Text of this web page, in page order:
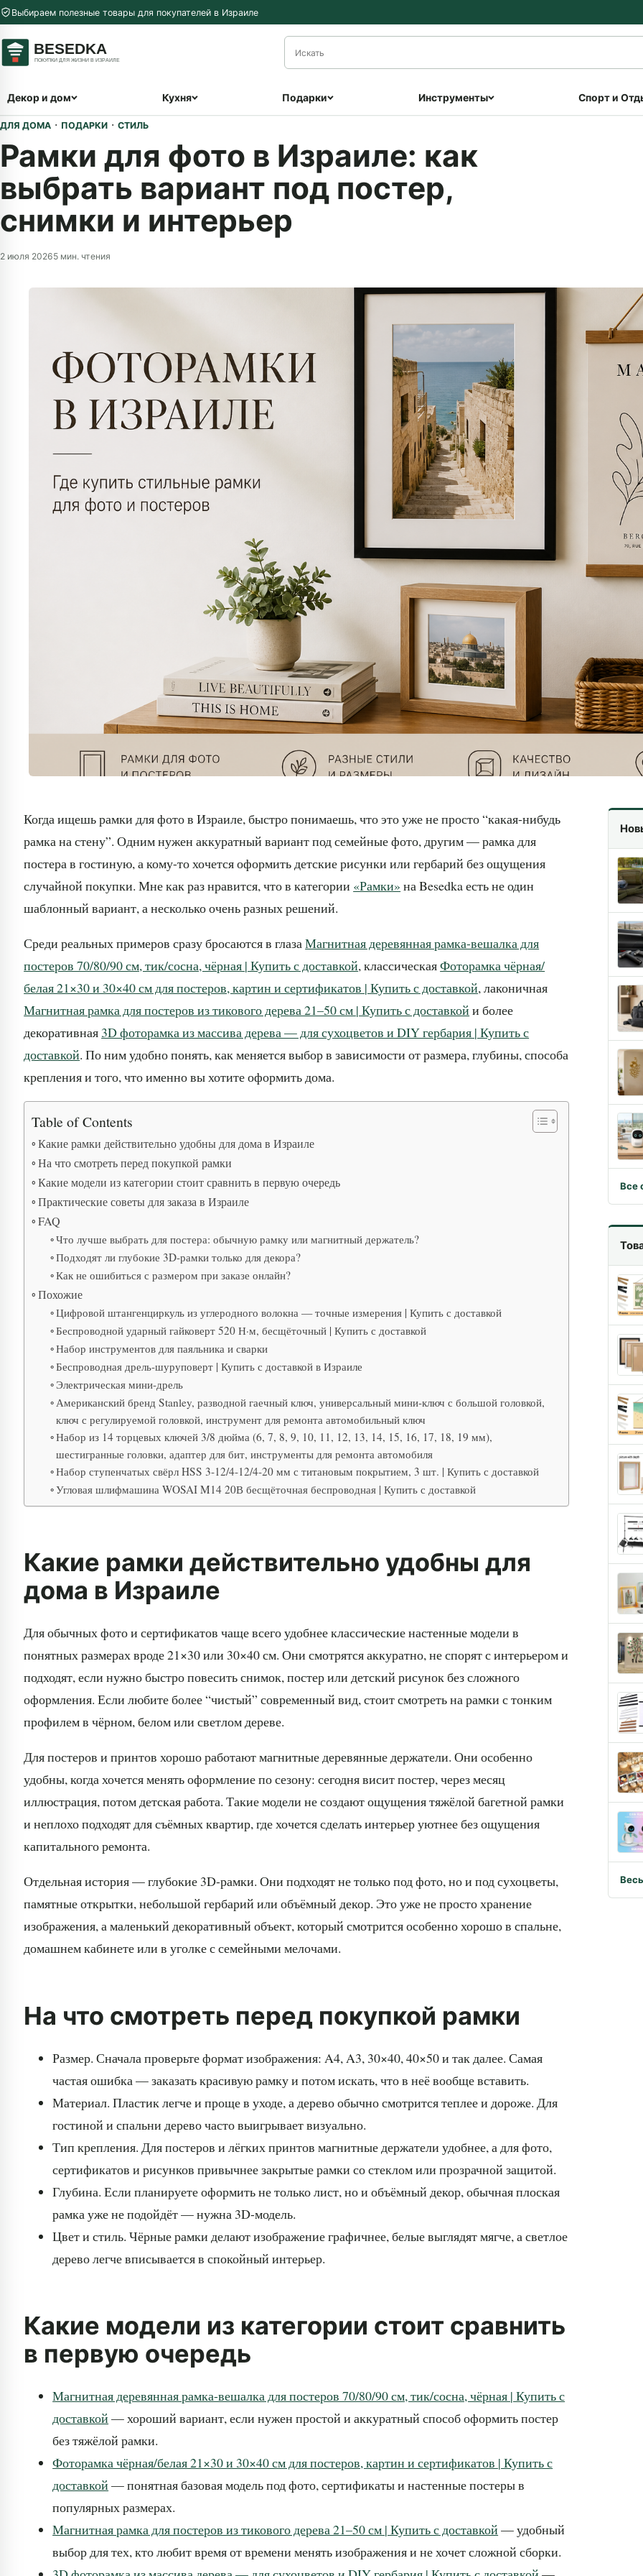
Перейти к содержимому
Выбираем полезные товары для покупателей в Израиле
Декор и дом Кухня Подарки Инструменты Спорт и
ДЛЯ ДОМА · ПОДАРКИ · СТИЛЬ
Рамки для фото в Израиле: как
выбрать вариант под постер,
снимки и интерьер
2 июля 20265 мин. чтения
Когда ищешь рамки для фото в Израиле, быстро понимаешь, что это уже не просто “какая-нибудь
рамка на стену”. Одним нужен аккуратный вариант под семейные фото, другим — рамка для
постера в гостиную, а кому-то хочется оформить детские рисунки или гербарий без ощущения
случайной покупки. Мне как раз нравится, что в категории «Рамки» на Besedka есть не один
шаблонный вариант, а несколько очень разных решений.
Среди реальных примеров сразу бросаются в глазаМагнитная деревянная рамка-вешалка для
постеров 70/80/90 см, тик/сосна, чёрная | Купить с доставкой, классическаяФоторамка чёрная/
белая 21×30 и 30×40 см для постеров, картин и сертификатов | Купить с доставкой, лаконичная
Магнитная рамка для постеров из тикового дерева 21–50 см | Купить с доставкой и более
декоративная 3D фоторамка из массива дерева — для сухоцветов и DIY гербария | Купить с
доставкой. По ним удобно понять, как меняется выбор в зависимости от размера, глубины, способа
крепления и того, что именно вы хотите оформить дома.
Table of Contents
Какие рамки действительно удобны для дома в Израиле
На что смотреть перед покупкой рамки
Какие модели из категории стоит сравнить в первую очередь
Практические советы для заказа в Израиле
FAQ
Что лучше выбрать для постера: обычную рамку или магнитный держатель?
Подходят ли глубокие 3D-рамки только для декора?
Как не ошибиться с размером при заказе онлайн?
Похожие
Цифровой штангенциркуль из углеродного волокна — точные измерения | Купить с доставкой
Беспроводной ударный гайковерт 520 Н·м, бесщёточный | Купить с доставкой
Набор инструментов для паяльника и сварки
Беспроводная дрель-шуруповерт | Купить с доставкой в Израиле
Электрическая мини-дрель
Американский бренд Stanley, разводной гаечный ключ, универсальный мини-ключ с большой головкой,
ключ с регулируемой головкой, инструмент для ремонта автомобильный ключ
Набор из 14 торцевых ключей 3/8 дюйма (6, 7, 8, 9, 10, 11, 12, 13, 14, 15, 16, 17, 18, 19 мм),
шестигранные головки, адаптер для бит, инструменты для ремонта автомобиля
Набор ступенчатых свёрл HSS 3-12/4-12/4-20 мм с титановым покрытием, 3 шт. | Купить с доставкой
Угловая шлифмашина WOSAI M14 20В бесщёточная беспроводная | Купить с доставкой
Какие рамки действительно удобны для
дома в Израиле
Для обычных фото и сертификатов чаще всего удобнее классические настенные модели в
понятных размерах вроде 21×30 или 30×40 см. Они смотрятся аккуратно, не спорят с интерьером и
подходят, если нужно быстро повесить снимок, постер или детский рисунок без сложного
оформления. Если любите более “чистый” современный вид, стоит смотреть на рамки с тонким
профилем в чёрном, белом или светлом дереве.
Для постеров и принтов хорошо работают магнитные деревянные держатели. Они особенно
удобны, когда хочется менять оформление по сезону: сегодня висит постер, через месяц
иллюстрация, потом детская работа. Такие модели не создают ощущения тяжёлой багетной рамки
и неплохо подходят для съёмных квартир, где хочется сделать интерьер уютнее без ощущения
капитального ремонта.
Отдельная история — глубокие 3D-рамки. Они подходят не только под фото, но и под сухоцветы,
памятные открытки, небольшой гербарий или объёмный декор. Это уже не просто хранение
изображения, а маленький декоративный объект, который смотрится особенно хорошо в спальне,
домашнем кабинете или в уголке с семейными мелочами.
На что смотреть перед покупкой рамки
Размер. Сначала проверьте формат изображения: A4, A3, 30×40, 40×50 и так далее. Самая
частая ошибка — заказать красивую рамку и потом искать, что в неё вообще вставить.
Материал. Пластик легче и проще в уходе, а дерево обычно смотрится теплее и дороже. Для
гостиной и спальни дерево часто выигрывает визуально.
Тип крепления. Для постеров и лёгких принтов магнитные держатели удобнее, а для фото,
сертификатов и рисунков привычнее закрытые рамки со стеклом или прозрачной защитой.
Глубина. Если планируете оформить не только лист, но и объёмный декор, обычная плоская
рамка уже не подойдёт — нужна 3D-модель.
Цвет и стиль. Чёрные рамки делают изображение графичнее, белые выглядят мягче, а светлое
дерево легче вписывается в спокойный интерьер.
Какие модели из категории стоит сравнить
в первую очередь
Магнитная деревянная рамка-вешалка для постеров 70/80/90 см, тик/сосна, чёрная | Купить с
доставкой — хороший вариант, если нужен простой и аккуратный способ оформить постер
без тяжёлой рамки.
Фоторамка чёрная/белая 21×30 и 30×40 см для постеров, картин и сертификатов | Купить с
доставкой — понятная базовая модель под фото, сертификаты и настенные постеры в
популярных размерах.
Магнитная рамка для постеров из тикового дерева 21–50 см | Купить с доставкой — удобный
выбор для тех, кто любит время от времени менять изображения и не хочет сложной сборки.
Все